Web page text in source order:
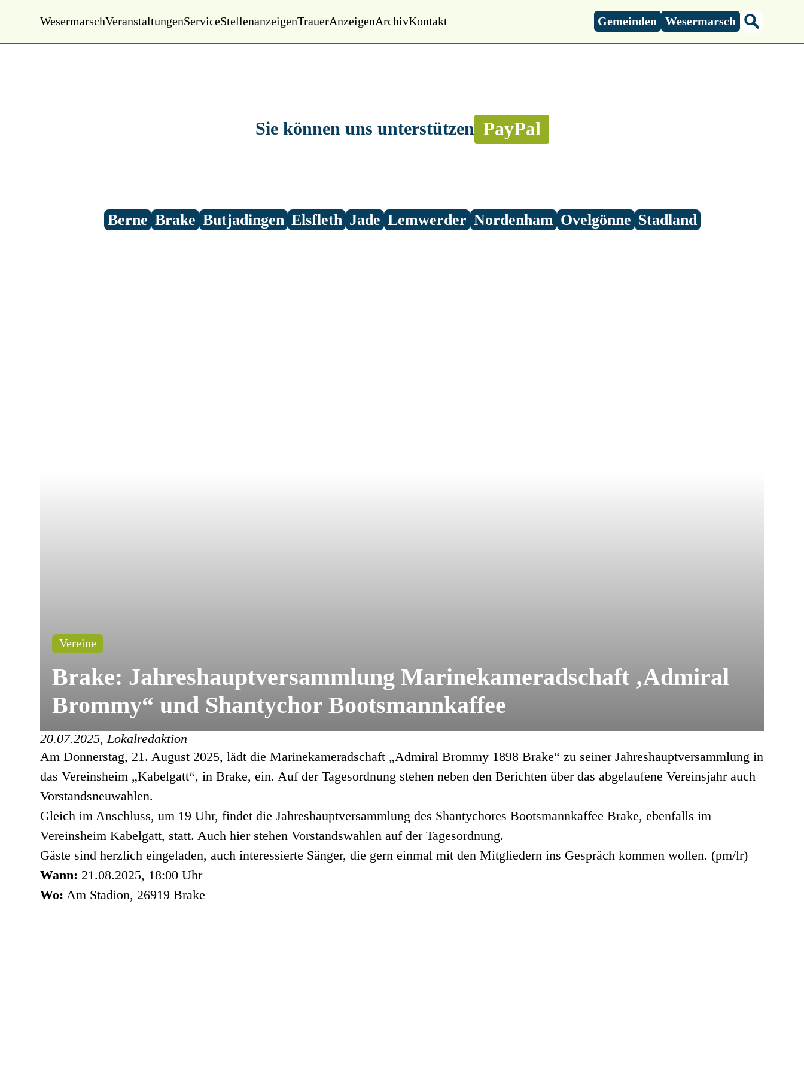
WesermarschVeranstaltungenServiceStellenanzeigenTrauerAnzeigenArchivKontakt Gemeinden Wesermarsch
Sie können uns unterstützen PayPal
Berne Brake Butjadingen Elsfleth Jade Lemwerder Nordenham Ovelgönne Stadland
Vereine
Brake: Jahreshauptversammlung Marinekameradschaft ‚Admiral
Brommy“ und Shantychor Bootsmannkaffee
20.07.2025, Lokalredaktion
Am Donnerstag, 21. August 2025, lädt die Marinekameradschaft „Admiral Brommy 1898 Brake“ zu seiner Jahreshauptversammlung in
das Vereinsheim „Kabelgatt“, in Brake, ein. Auf der Tagesordnung stehen neben den Berichten über das abgelaufene Vereinsjahr auch
Vorstandsneuwahlen.
Gleich im Anschluss, um 19 Uhr, findet die Jahreshauptversammlung des Shantychores Bootsmannkaffee Brake, ebenfalls im
Vereinsheim Kabelgatt, statt. Auch hier stehen Vorstandswahlen auf der Tagesordnung.
Gäste sind herzlich eingeladen, auch interessierte Sänger, die gern einmal mit den Mitgliedern ins Gespräch kommen wollen. (pm/lr)
Wann: 21.08.2025, 18:00 Uhr
Wo: Am Stadion, 26919 Brake